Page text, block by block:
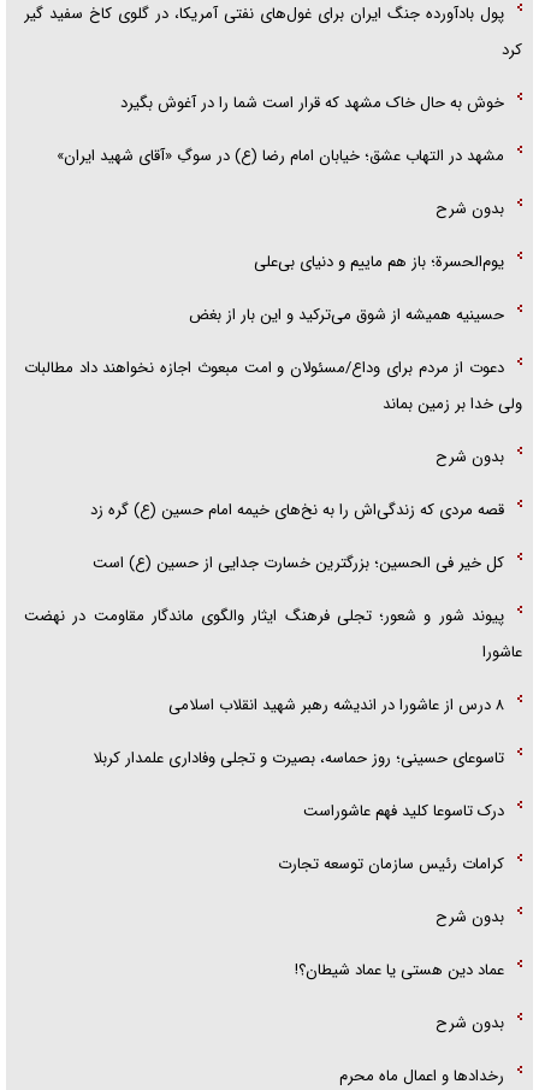
پول بادآورده جنگ ایران برای غول‌های نفتی آمریکا، در گلوی کاخ سفید گیر
کرد
خوش به حال خاک مشهد که قرار است شما را در آغوش بگیرد
مشهد در التهاب عشق؛ خیابان امام رضا (ع) در سوگِ «آقای شهید ایران»
بدون شرح
یوم‌الحسرة؛ باز هم ماییم و دنیای بی‌علی
حسینیه همیشه از شوق می‌ترکید و این بار از بغض
دعوت از مردم برای وداع/مسئولان و امت مبعوث اجازه نخواهند داد مطالبات
ولی خدا بر زمین بماند
بدون شرح
قصه مردی که زندگی‌اش را به نخ‌های خیمه امام حسین (ع) گره زد
کل خیر فی الحسین؛ بزرگترین خسارت جدایی از حسین (ع) است
پیوند شور و شعور؛ تجلی فرهنگ ایثار والگوی ماندگار مقاومت در نهضت
عاشورا
۸ درس از عاشورا در اندیشه رهبر شهید انقلاب اسلامی
تاسوعای حسینی؛ روز حماسه، بصیرت و تجلی وفاداری علمدار کربلا
درک تاسوعا کلید فهم عاشوراست
کرامات رئیس سازمان توسعه تجارت
بدون شرح
عماد دین هستی یا عماد شیطان؟!
بدون شرح
رخداد‌ها و اعمال ماه محرم